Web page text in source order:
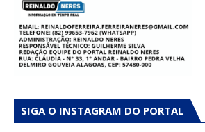
SIGA O INSTAGRAM DO PORTAL